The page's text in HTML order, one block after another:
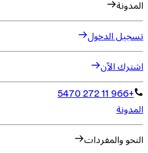
المدونة
تسجيل الدخول
اشترك الآن
+966 11 272 5470
المدونة
النحو والمفردات